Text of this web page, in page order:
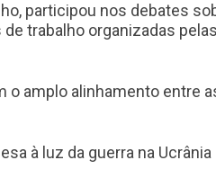
participou nos debates
trabalho organizadas
o amplo alinhamento entre
à luz da guerra na